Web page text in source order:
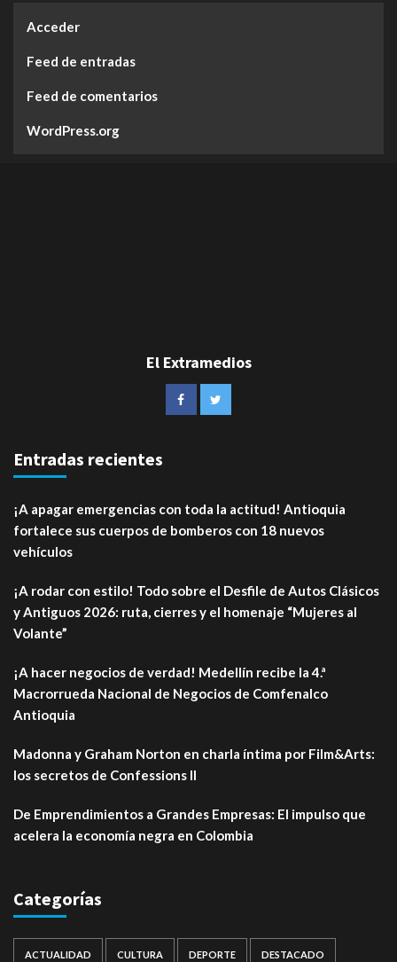
Acceder
Feed de entradas
Feed de comentarios
WordPress.org
El Extramedios
Entradas recientes
¡A apagar emergencias con toda la actitud! Antioquia
fortalece sus cuerpos de bomberos con 18 nuevos
vehículos
¡A rodar con estilo! Todo sobre el Desfile de Autos Clásicos
y Antiguos 2026: ruta, cierres y el homenaje “Mujeres al
Volante”
¡A hacer negocios de verdad! Medellín recibe la 4.ª
Macrorrueda Nacional de Negocios de Comfenalco
Antioquia
Madonna y Graham Norton en charla íntima por Film&Arts:
los secretos de Confessions II
De Emprendimientos a Grandes Empresas: El impulso que
acelera la economía negra en Colombia
Categorías
ACTUALIDAD CULTURA DEPORTE DESTACADO